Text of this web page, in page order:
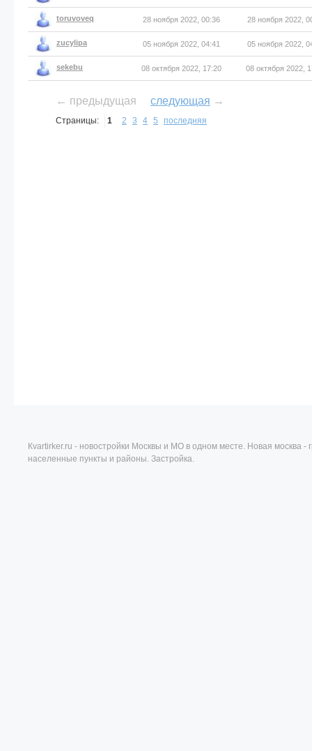
toruvoveq 28 ноября 2022, 00:36 28 ноября 2022,
zucylipa 05 ноября 2022, 04:41 05 ноября 2022,
sekebu 08 октября 2022, 17:20 08 октября 2022,
← предыдущая следующая →
Страницы: 1 2 3 4 5 последняя
Кvartirker.ru - новостройки Москвы и МО в одном месте. Новая москва
населенные пункты и районы. Застройка.